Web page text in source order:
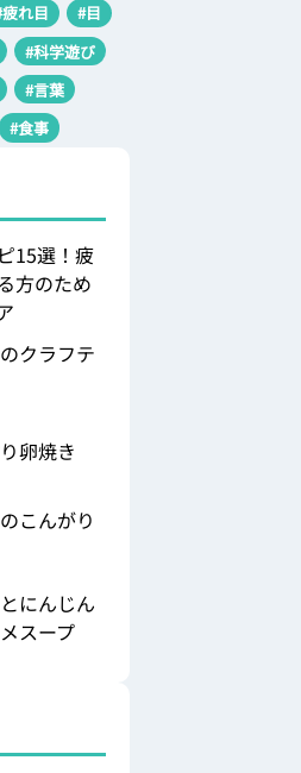
れ目
#目
#科学遊び
#言葉
#食事
15選！疲
方のため
クラフテ
卵焼き
こんがり
にんじん
スープ